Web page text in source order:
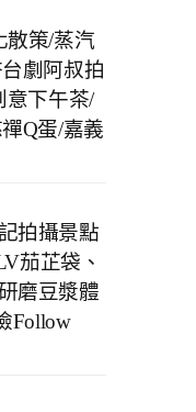
散策/蒸汽
劇阿叔拍
意下午茶/
Q蛋/嘉義
拍攝景點
茄芷袋、
磨豆漿體
Follow